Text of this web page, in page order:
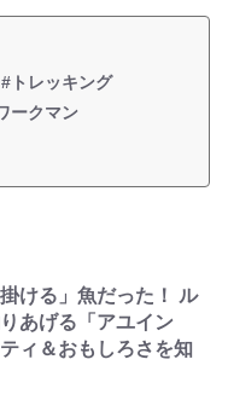
#トレッキング
ークマン
ける」魚だった！ ル
あげる「アユイン
ィ＆おもしろさを知